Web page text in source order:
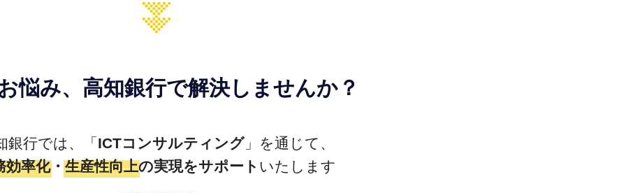
悩み、 高知銀行で解決しませんか？
銀行では、「 ICTコンサルティング」を通じて、
効率化・ 生産性向上の実現をサポート いたします